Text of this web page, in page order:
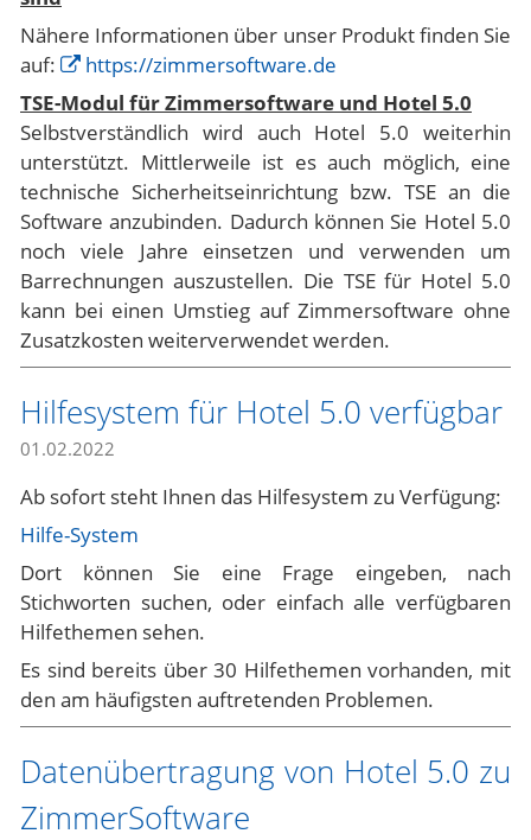
Nähere Informationen über unser Produkt finden Sie
auf:
https://zimmersoftware.de
TSE-Modul für Zimmersoftware und Hotel 5.0
Selbstverständlich wird auch Hotel 5.0 weiterhin
unterstützt. Mittlerweile ist es auch möglich, eine
technische Sicherheitseinrichtung bzw. TSE an die
Software anzubinden. Dadurch können Sie Hotel 5.0
noch viele Jahre einsetzen und verwenden um
Barrechnungen auszustellen. Die TSE für Hotel 5.0
kann bei einen Umstieg auf Zimmersoftware ohne
Zusatzkosten weiterverwendet werden.
Hilfesystem für Hotel 5.0 verfügbar
01.02.2022
Ab sofort steht Ihnen das Hilfesystem zu Verfügung:
Hilfe-System
Dort können Sie eine Frage eingeben, nach
Stichworten suchen, oder einfach alle verfügbaren
Hilfethemen sehen.
Es sind bereits über 30 Hilfethemen vorhanden, mit
den am häufigsten auftretenden Problemen.
Datenübertragung von Hotel 5.0 zu
ZimmerSoftware